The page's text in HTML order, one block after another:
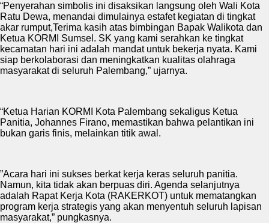
“Penyerahan simbolis ini disaksikan langsung oleh Wali Kota
Ratu Dewa, menandai dimulainya estafet kegiatan di tingkat
akar rumput,Terima kasih atas bimbingan Bapak Walikota dan
Ketua KORMI Sumsel. SK yang kami serahkan ke tingkat
kecamatan hari ini adalah mandat untuk bekerja nyata. Kami
siap berkolaborasi dan meningkatkan kualitas olahraga
masyarakat di seluruh Palembang,” ujarnya.
“Ketua Harian KORMI Kota Palembang sekaligus Ketua
Panitia, Johannes Firano, memastikan bahwa pelantikan ini
bukan garis finis, melainkan titik awal.
”Acara hari ini sukses berkat kerja keras seluruh panitia.
Namun, kita tidak akan berpuas diri. Agenda selanjutnya
adalah Rapat Kerja Kota (RAKERKOT) untuk mematangkan
program kerja strategis yang akan menyentuh seluruh lapisan
masyarakat,” pungkasnya.